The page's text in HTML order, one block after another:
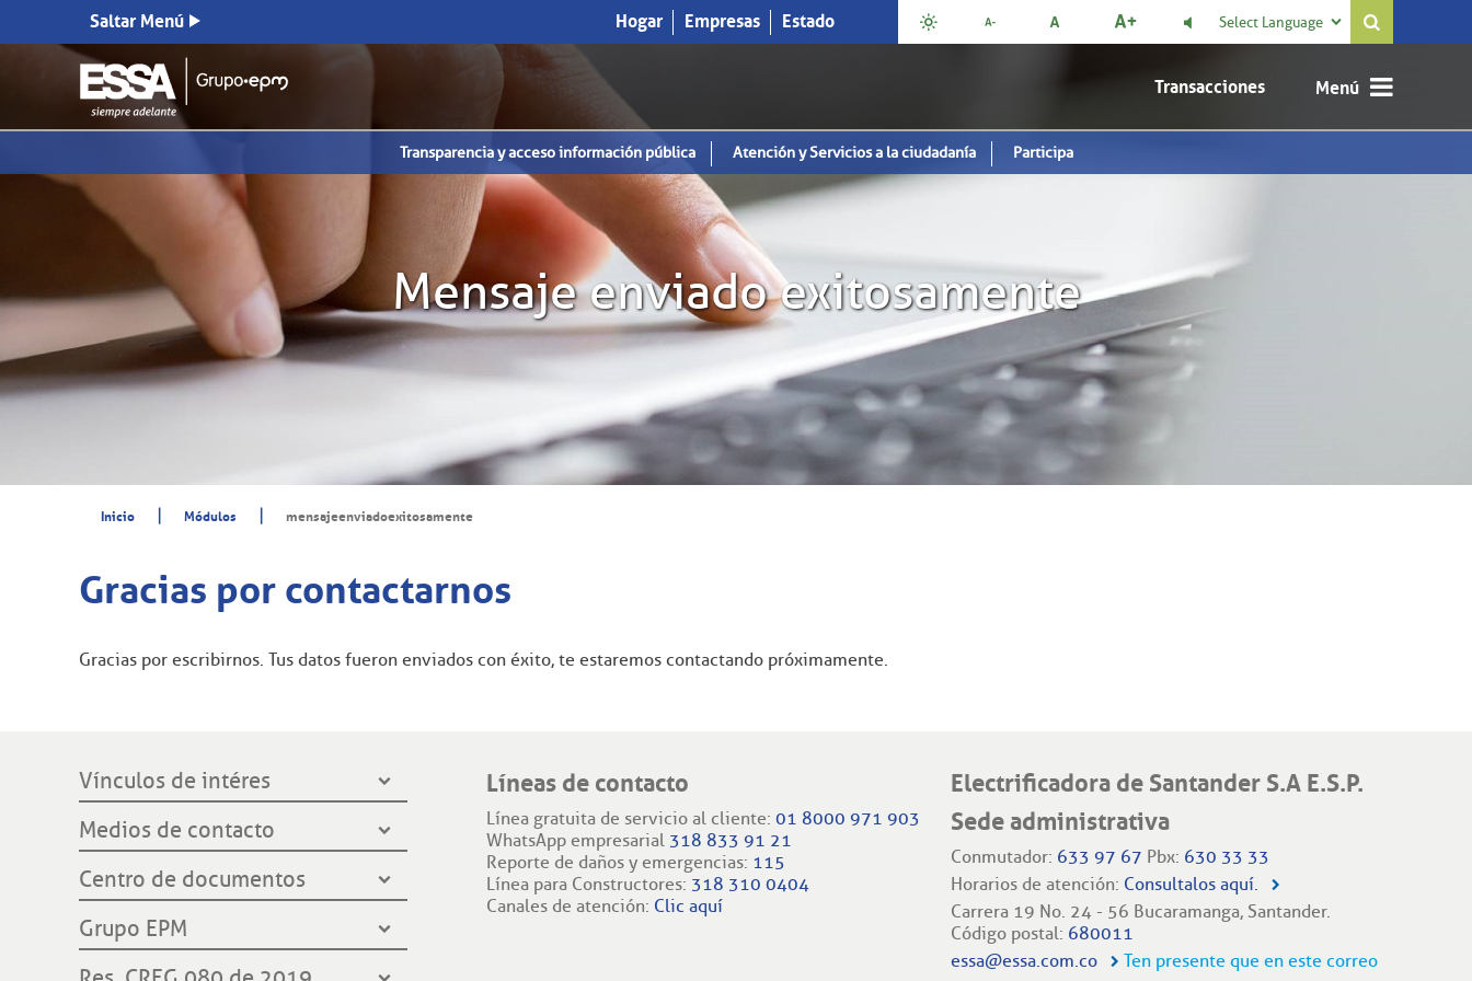
Saltar Menú Hogar Empresas Estado Select Language 
Transacciones
Transparencia y acceso información pública Atención y Servicios a la ciudadanía Participa
Mensaje enviado exitosamente
Inicio | Módulos | mensajeenviadoexitosamente
Gracias por contactarnos
Gracias por escribirnos. Tus datos fueron enviados con éxito, te estaremos contactando próximamente.
Vínculos de intéres
Presidencia de la República
Ministerio de Minas y Energía
Grupo EPM
Gobernación de Santander
Contraloría General de Medellín
Contraloría General de la República
Medios de contacto
Líneas de servicio al cliente
Oficinas de atención al cliente
Línea Transparente
Centro de documentos
Notificación por aviso
Ley de protección de datos
Grupo EPM
¿Quiénes somos?
Líneas de contacto
Línea gratuita de servicio al cliente: 01 8000 971 903
WhatsApp empresarial 318 833 91 21
Reporte de daños y emergencias: 115
Línea para Constructores: 318 310 0404
Canales de atención: Clic aquí
Electrificadora de Santander S.A E.S.P.
Sede administrativa
Conmutador: 633 97 67 Pbx: 630 33 33
Horarios de atención: Consultalos aquí.
Carrera 19 No. 24 - 56 Bucaramanga, Santander.
Código postal: 680011
essa@essa.com.co
Ten presente que en este correo